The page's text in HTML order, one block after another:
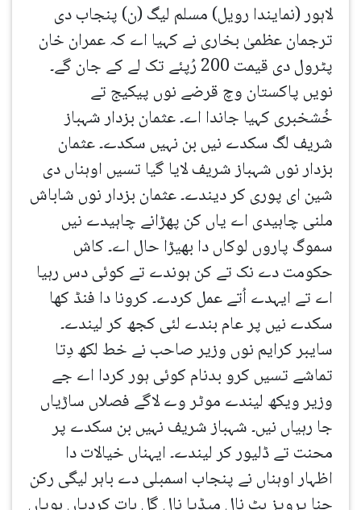
لاہور (نمایندا رویل) مسلم لیگ (ن) پنجاب دی
ترجمان عظمیٰ بخاری نے کہیا اے کہ عمران خان
پٹرول دی قیمت 200 رُپئے تک لے کے جان گے۔
نویں پاکستان وچ قرضے نوں پیکیج تے
خُشخبری کہیا جاندا اے۔ عثمان بزدار شہباز
شریف لگ سکدے نیں بن نہیں سکدے۔ عثمان
بزدار نوں شہباز شریف لایا گیا تسیں اوہناں دی
شین ای پوری کر دیندے۔ عثمان بزدار نوں شاباش
ملنی چاہیدی اے یاں کن پھڑانے چاہیدے نیں
سموگ پاروں لوکاں دا بھیڑا حال اے۔ کاش
حکومت دے نک تے کن ہوندے تے کوئی دس رہیا
اے تے ایہدے اُتے عمل کردے۔ کرونا دا فنڈ کھا
سکدے نیں پر عام بندے لئی کجھ کر لیندے۔
سایبر کرایم نوں وزیر صاحب نے خط لکھ دِتا
تماشے تسیں کرو بدنام کوئی ہور کردا اے جے
وزیر ویکھ لیندے موٹر وے لاگے فصلاں ساڑیاں
جا رہیاں نیں۔ شہباز شریف نہیں بن سکدے پر
محنت تے ڈلیور کر لیندے۔ ایہناں خیالات دا
اظہار اوہناں نے پنجاب اسمبلی دے باہر لیگی رکن